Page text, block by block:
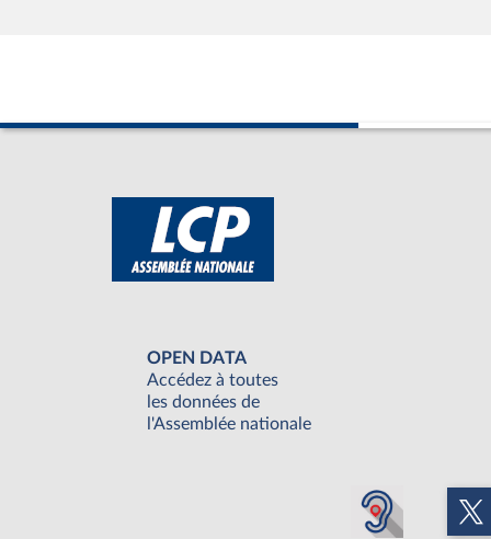
OPEN DATA
Accédez à toutes
les données de
l'Assemblée nationale